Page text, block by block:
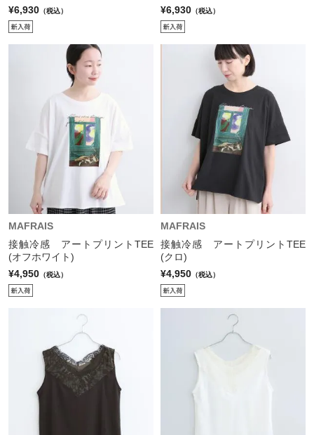
¥6,930 （税込）
¥6,930 （税込）
MAFRAIS
接触冷感 アートプリントTEE
(オフホワイト)
¥4,950 （税込）
MAFRAIS
接触冷感 アートプリントTEE
(クロ)
¥4,950 （税込）